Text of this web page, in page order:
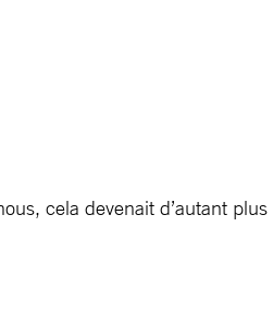
cela devenait d’autant plus